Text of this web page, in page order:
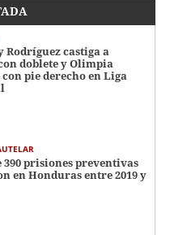
Rodríguez castiga a
doblete y Olimpia
pie derecho en Liga
390 prisiones preventivas
en Honduras entre 2019 y